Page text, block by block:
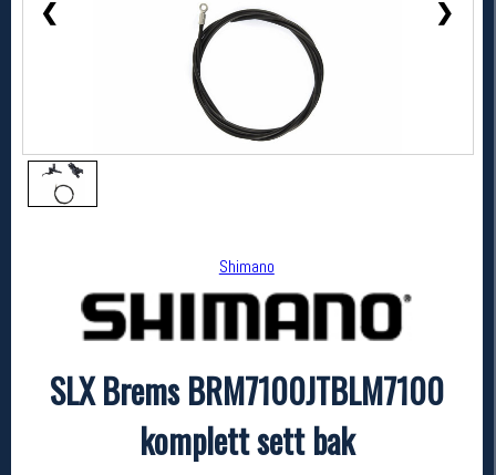
❮ ❯
Shimano
SLX Brems BRM7100JTBLM7100
komplett sett bak
Shimano
SLX Brems BRM7100JTBLM7100 komplett sett bak
kr 1249